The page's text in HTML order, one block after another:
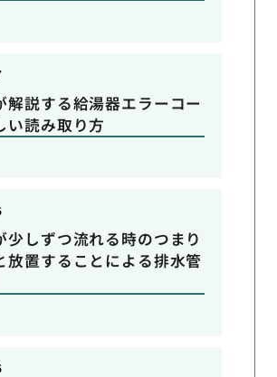
解説する給湯器エラーコー
い読み取り方
少しずつ流れる時のつまり
放置することによる排水管